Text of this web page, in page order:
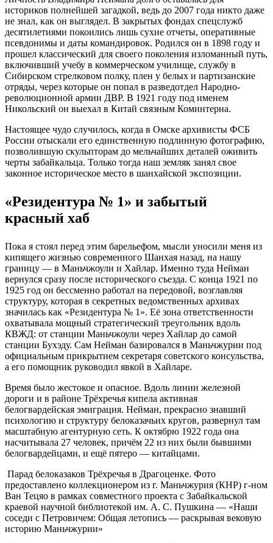
историков полнейшей загадкой, ведь до 2007 года никто даже
не знал, как он выглядел. В закрытых фондах спецслужб
десятилетиями покоились лишь сухие отчеты, оперативные
псевдонимы и даты командировок. Родился он в 1898 году и
прошел классический для своего поколения изломанный путь,
включивший учебу в коммерческом училище, службу в
Сибирском стрелковом полку, плен у белых и партизанские
отряды, через которые он попал в разведотдел Народно-
революционной армии ДВР. В 1921 году под именем
Никольский он выехал в Китай связным Коминтерна.
Настоящее чудо случилось, когда в Омске архивисты ФСБ
России отыскали его единственную подлинную фотографию,
позволившую скульпторам до мельчайших деталей оживить
черты забайкальца. Только тогда наш земляк занял свое
законное историческое место в шанхайской экспозиции.
«Резидентура № 1» и забытый
красный хаб
Пока я стоял перед этим барельефом, мысли уносили меня из
кипящего жизнью современного Шанхая назад, на нашу
границу — в Маньчжоули и Хайлар. Именно туда Нейман
вернулся сразу после исторического съезда. С конца 1921 по
1925 год он бессменно работал на передовой, возглавляя
структуру, которая в секретных ведомственных архивах
значилась как «Резидентура № 1». Её зона ответственности
охватывала мощный стратегический треугольник вдоль
КВЖД: от станции Маньчжоули через Хайлар до самой
станции Бухэду. Сам Нейман базировался в Маньчжурии под
официальным прикрытием секретаря советского консульства,
а его помощник руководил явкой в Хайларе.
Время было жестокое и опасное. Вдоль линии железной
дороги и в районе Трёхречья кипела активная
белогвардейская эмиграция. Нейман, прекрасно знавший
психологию и структуру белоказачьих кругов, развернул там
масштабную агентурную сеть. К октябрю 1922 года она
насчитывала 27 человек, причём 22 из них были бывшими
белогвардейцами, и ещё пятеро — китайцами.
Парад белоказаков Трёхречья в Драгоценке. Фото
предоставлено коллекционером из г. Маньчжурия (КНР) г-ном
Ван Тецяо в рамках совместного проекта с Забайкальской
краевой научной библиотекой им. А. С. Пушкина — «Наши
соседи с Петровичем: Общая летопись — раскрывая вековую
историю Маньчжурии»